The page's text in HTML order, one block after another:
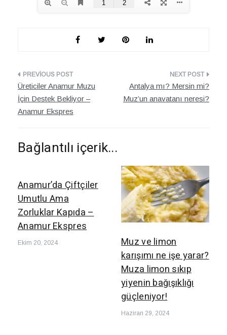
Yazı
dolaşımı
Üreticiler Anamur Muzu
İçin Destek Bekliyor –
Anamur Ekspres
Antalya mı? Mersin mi?
Muz’un anavatanı neresi?
Bağlantılı içerik...
Anamur’da Çiftçiler
Umutlu Ama
Zorluklar Kapıda –
Anamur Ekspres
Ekim 20, 2024
Muz ve limon
karışımı ne işe yarar?
Muza limon sıkıp
yiyenin bağışıklığı
güçleniyor!
Haziran 29, 2024